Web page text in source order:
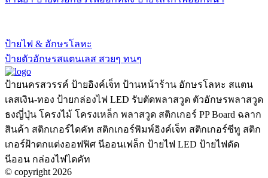
ป้ายไฟ & อักษรโลหะ
ป้ายตัวอักษรสแตนเลส สวยๆ ทนๆ
ป้ายนครสวรรค์ ป้ายอิงค์เจ็ท ป้านหน้าร้าน อักษรโลหะ สแตน
เลสเงิน-ทอง ป้ายกล่องไฟ LED รับตัดพลาสวูด ตัวอักษรพลาสวูด
ธงญี่ปุ่น โครงไม้ โครงเหล็ก พลาสวูด สติกเกอร์ PP Board ฉลาก
สินค้า สติกเกอร์ไดคัท สติกเกอร์พิมพ์อิงค์เจ็ท สติกเกอร์ซีทู สติก
เกอร์ฝ้าตกแต่งออฟฟิศ นีออนเฟล็ก ป้ายไฟ LED ป้ายไฟดัด
นีออน กล่องไฟไดคัท
© copyright 2026